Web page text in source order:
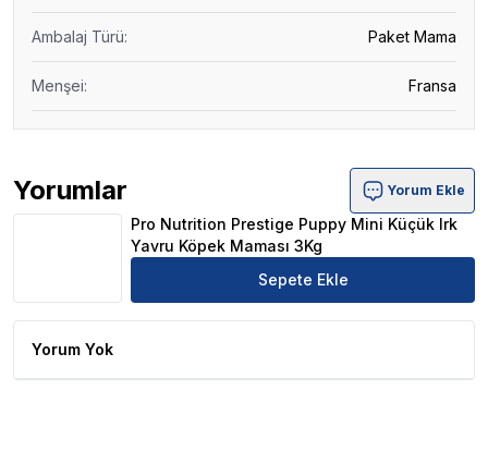
Ambalaj Türü: Paket Mama
Menşei: Fransa
Yorumlar
Pro Nutrition Prestige Puppy Mini Küçük Irk Yavru
Yorum Ekle
Pro Nutrition Prestige Puppy Mini Küçük Irk
Yavru Köpek Maması 3Kg
Sepete Ekle
Yorum Yok